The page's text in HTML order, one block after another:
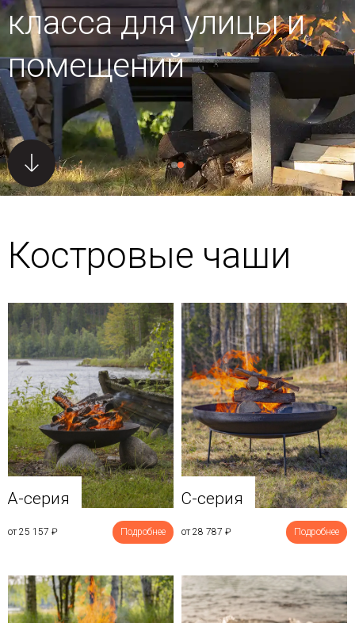
класса для улицыи
помещений
Костровые чаши
A-серия
от 25 157 ₽ Подробнее
C-серия
от 28 787 ₽ Подробнее